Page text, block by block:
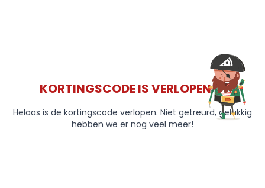
KORTINGSCODE IS VERLOPEN 😞
Helaas is de kortingscode verlopen. Niet getreurd, gelukkig
hebben we er nog veel meer!